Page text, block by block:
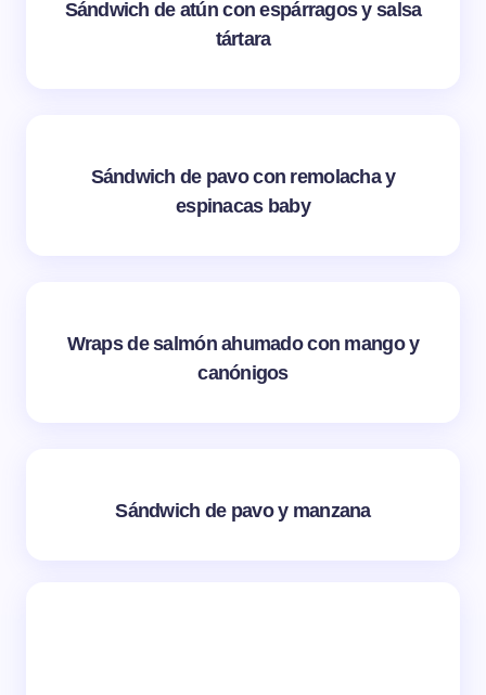
Sándwich de atún con espárragos y salsa
tártara
Sándwich de pavo con remolacha y
espinacas baby
Wraps de salmón ahumado con mango y
canónigos
Sándwich de pavo y manzana